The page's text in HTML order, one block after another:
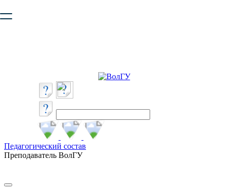
безопасную работу с сайтом. Пожалуйста
Педагогический состав
Преподаватель ВолГУ